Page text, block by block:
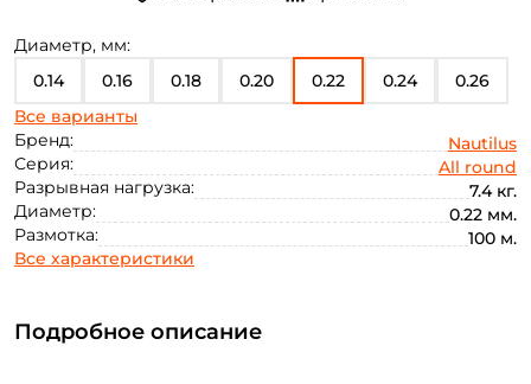
Диаметр, мм:
0.14
0.16 0.18 0.20 0.22 0.24 0.26
0.28 0.30
Все варианты
Бренд:
Nautilus
Серия:
All round
Разрывная нагрузка:
7.4 кг.
Диаметр:
0.22 мм.
Размотка:
100 м.
Все характеристики
Подробное описание